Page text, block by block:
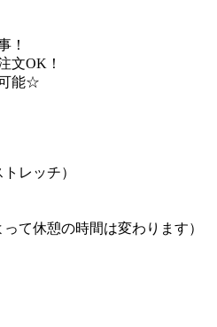
！
文OK！
能☆
レッチ）
て休憩の時間は変わります）